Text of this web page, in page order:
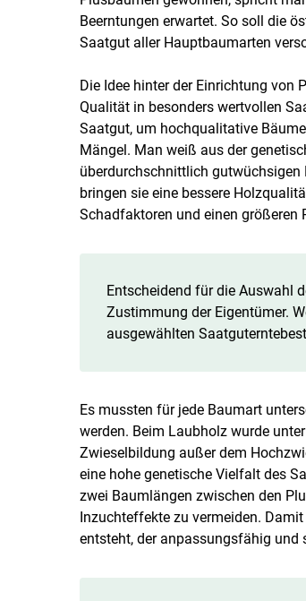
Beerntungen erwartet. So soll die
Saatgut aller Hauptbaumarten
Die Idee hinter der Einrichtung von
Qualität in besonders wertvollen
Saatgut, um hochqualitative
Mängel. Man weiß aus der
überdurchschnittlich gutwüchsigen
bringen sie eine bessere
Schadfaktoren und einen größeren
Entscheidend für die Auswahl
Zustimmung der Eigentümer.
ausgewählten
Es mussten für jede Baumart
werden. Beim Laubholz wurde
Zwieselbildung außer dem
eine hohe genetische Vielfalt des
zwei Baumlängen zwischen den
Inzuchteffekte zu vermeiden.
entsteht, der anpassungsfähig und